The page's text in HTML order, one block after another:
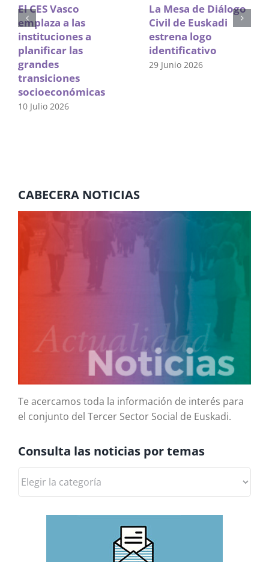
El CES Vasco
emplaza a las
instituciones a
planificar las
grandes
transiciones
socioeconómicas
10 Julio 2026
La Mesa de Diálogo
Civil de Euskadi
estrena logo
identificativo
29 Junio 2026
CABECERA NOTICIAS
Te acercamos toda la información de interés para
el conjunto del Tercer Sector Social de Euskadi.
Consulta las noticias por temas
las